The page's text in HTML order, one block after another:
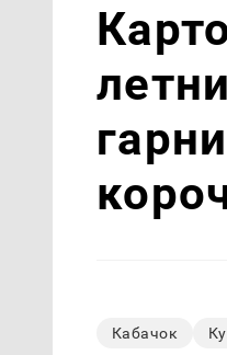
Кабачок